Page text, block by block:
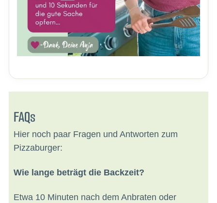
FAQs
Hier noch paar Fragen und Antworten zum
Pizzaburger:
Wie lange beträgt die Backzeit?
Etwa 10 Minuten nach dem Anbraten oder